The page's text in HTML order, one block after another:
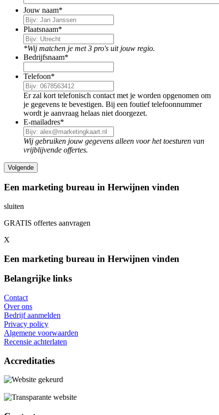
Jouw naam*
Plaatsnaam*
*Wij matchen je met 3 pro's uit jouw regio.
Bedrijfsnaam*
Telefoon*
Er zal kort telefonisch contact met je worden opgenomen om
je gegevens te bevestigen. Bij een foutief telefoonnummer
wordt je aanvraag helaas niet doorgezet.
E-mailadres*
Wij gebruiken jouw gegevens alleen voor het toesturen van
vrijblijvende offertes.
Een marketing bureau in Herwijnen vinden
sluiten
GRATIS offertes aanvragen
X
Een marketing bureau in Herwijnen vinden
Belangrijke links
Contact
Over ons
Bedrijf aanmelden
Privacy policy
Algemene voorwaarden
Recensie achterlaten
Accreditaties